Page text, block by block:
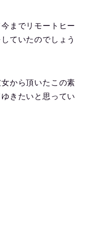
までリモートヒー
ていたのでしょう
から頂いたこの素
きたいと思ってい